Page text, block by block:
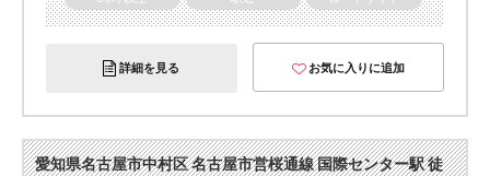
詳細を見る お気に入りに追加
愛知県名古屋市中村区 名古屋市営桜通線 国際センター駅 徒